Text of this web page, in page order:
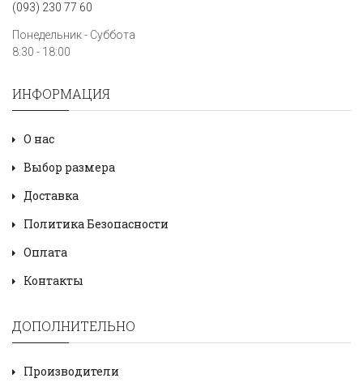
(093) 230 77 60
Понедельник - Суббота
8:30 - 18:00
ИНФОРМАЦИЯ
О нас
Выбор размера
Доставка
Политика Безопасности
Оплата
Контакты
ДОПОЛНИТЕЛЬНО
Производители